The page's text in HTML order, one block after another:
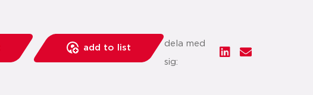
add to list dela med
sig: